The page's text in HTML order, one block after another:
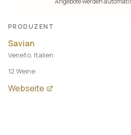
PRODUZENT
Savian
Veneto, Italien
12 Weine
Webseite